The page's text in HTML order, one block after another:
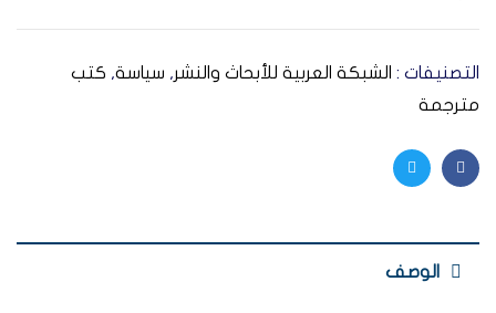
التصنيفات : الشبكة العربية للأبحاث والنشر, سياسة, كتب
مترجمة
Facebook
Twitter
الوصف